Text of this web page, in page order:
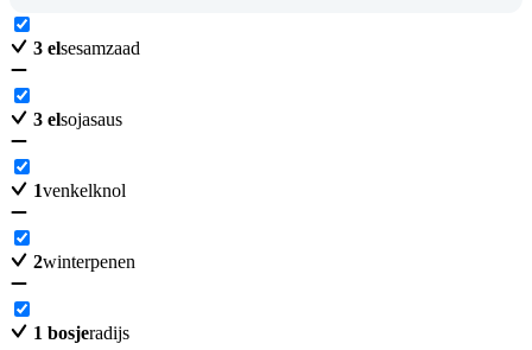
3 elsesamzaad
3 elsojasaus
1venkelknol
2winterpenen
1 bosjeradijs